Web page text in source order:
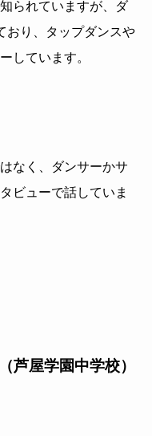
られていますが、ダ
おり、タップダンスや
しています。
なく、ダンサーかサ
ビューで話していま
芦屋学園中学校）